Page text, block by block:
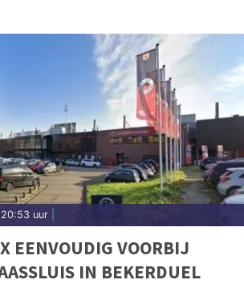
uur
EENVOUDIG VOORBIJ
IN BEKERDUEL